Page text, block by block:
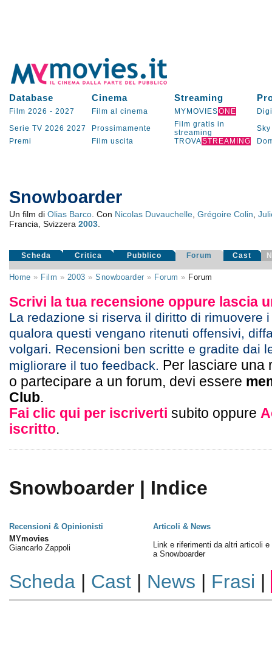
Database Cinema Streaming
Film 2026 - 2027 Film al cinema MYMOVIESONE
Serie TV 2026 2027 Prossimamente
Film gratis in
streaming
Sky
Premi
Film uscita TROVASTREAMING
Snowboarder
Un film di Olias Barco. Con Nicolas Duvauchelle, Grégoire Colin
Francia, Svizzera 2003.
Scheda Critica Pubblico Forum Cast
Home » Film » 2003 »Snowboarder » Forum » Forum
Scrivi la tua recensione oppure lascia
La redazione si riserva il diritto di rimuovere
qualora questi vengano ritenuti offensivi,
volgari. Recensioni ben scritte e gradite dai
migliorare il tuo feedback. Per lasciare una
o partecipare a un forum, devi essere
Club.
Fai clic qui per iscriverti subito oppure
iscritto.
Snowboarder | Indice
Recensioni & Opinionisti
Articoli & News
MYmovies
Giancarlo Zappoli
Link e riferimenti da altri articoli e
a Snowboarder
Scheda| Cast| News | Frasi |